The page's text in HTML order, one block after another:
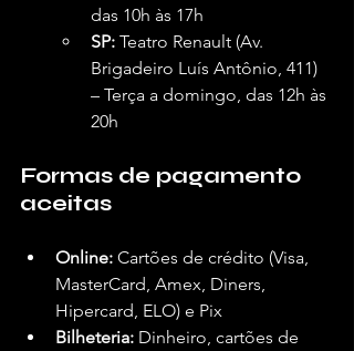
das 10h às 17h
SP: Teatro Renault (Av.
Brigadeiro Luís Antônio, 411)
– Terça a domingo, das 12h às
20h
Formas de pagamento
aceitas
Online: Cartões de crédito (Visa,
MasterCard, Amex, Diners,
Hipercard, ELO) e Pix
Bilheteria: Dinheiro, cartões de